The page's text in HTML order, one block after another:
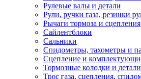
Рулевые валы и детали
Рули, ручки газа, резинки
Рычаги тормоза и сцепления
Сайлентблоки
Сальники
Спидометры, тахометры и
Сцепление и
Тормозные колодки и
Трос газа, сцепления,